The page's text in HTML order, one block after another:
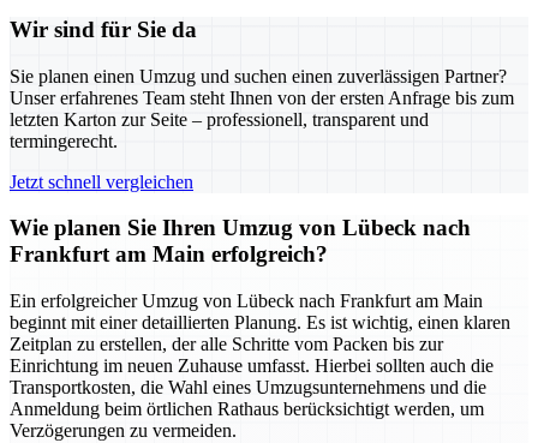
Wir sind für Sie da
Sie planen einen Umzug und suchen einen zuverlässigen Partner?
Unser erfahrenes Team steht Ihnen von der ersten Anfrage bis zum
letzten Karton zur Seite – professionell, transparent und
termingerecht.
Jetzt schnell vergleichen
Wie planen Sie Ihren Umzug von Lübeck nach
Frankfurt am Main erfolgreich?
Ein erfolgreicher Umzug von Lübeck nach Frankfurt am Main
beginnt mit einer detaillierten Planung. Es ist wichtig, einen klaren
Zeitplan zu erstellen, der alle Schritte vom Packen bis zur
Einrichtung im neuen Zuhause umfasst. Hierbei sollten auch die
Transportkosten, die Wahl eines Umzugsunternehmens und die
Anmeldung beim örtlichen Rathaus berücksichtigt werden, um
Verzögerungen zu vermeiden.